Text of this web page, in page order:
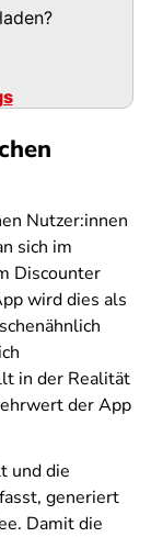
Nutzer:innen
sich im
Discounter
wird dies als
in der Realität
der App
und die
generiert
Damit die